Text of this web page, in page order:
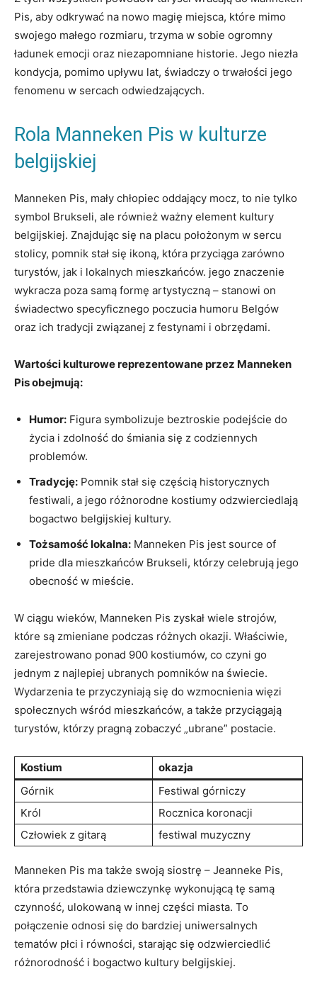
Pis, aby odkrywać na nowo magię miejsca, ‍które mimo
swojego małego⁤ rozmiaru, trzyma w sobie ogromny
ładunek emocji oraz niezapomniane historie. Jego niezła
kondycja, pomimo upływu lat, świadczy o ⁤trwałości jego
fenomenu ​w sercach odwiedzających.
Rola Manneken Pis w kulturze
belgijskiej
Manneken Pis, mały chłopiec oddający mocz,​ to nie​ tylko
⁢symbol Brukseli, ⁣ale ‌również ważny element kultury⁣
belgijskiej. Znajdując się ⁤na ‍placu⁣ położonym w sercu
stolicy, pomnik ​stał się ikoną, która przyciąga zarówno
turystów,⁢ jak​ i lokalnych mieszkańców. jego⁣ znaczenie
wykracza poza samą formę artystyczną – stanowi ⁤on
świadectwo specyficznego poczucia humoru Belgów
oraz ich ‌tradycji związanej z festynami i obrzędami.
Wartości kulturowe reprezentowane przez Manneken
Pis obejmują:
Humor: Figura symbolizuje ​beztroskie podejście ‍do
życia i ​zdolność do ⁣śmiania się z codziennych
problemów.
Tradycję: Pomnik stał się ‍częścią historycznych
festiwali,‌ a jego różnorodne kostiumy odzwierciedlają
bogactwo belgijskiej kultury.
Tożsamość lokalna: Manneken Pis jest source ⁤of
pride dla⁤ mieszkańców ⁢Brukseli, którzy celebrują⁣ jego
obecność w⁤ mieście.
W ciągu wieków, Manneken Pis zyskał wiele strojów,
⁣które‍ są ‌zmieniane podczas różnych‍ okazji. Właściwie,
zarejestrowano ponad 900 kostiumów, co czyni go
jednym z najlepiej ubranych pomników na ‍świecie.
Wydarzenia te‍ przyczyniają się‌ do wzmocnienia więzi
społecznych ⁣wśród mieszkańców, a także ⁤przyciągają
turystów, którzy pragną zobaczyć​ „ubrane” postacie.
Kostium
okazja
Górnik
Festiwal górniczy
Król
Rocznica koronacji
Człowiek z gitarą
festiwal ⁣muzyczny
Manneken Pis ma także swoją siostrę –‌ Jeanneke​ Pis, ​
która przedstawia dziewczynkę wykonującą tę samą ​
czynność, ulokowaną w innej części miasta. To
połączenie ‍odnosi się do bardziej​ uniwersalnych
tematów płci i równości, starając ‌się odzwierciedlić
różnorodność i bogactwo ⁤kultury belgijskiej.